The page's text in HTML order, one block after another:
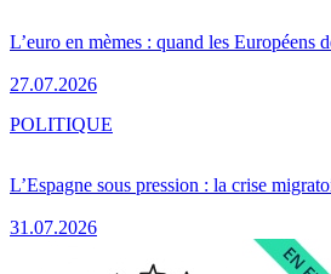
L’euro en mèmes : quand les Européens
27.07.2026
L’Espagne sous pression : la crise
31.07.2026
POLITIQUE